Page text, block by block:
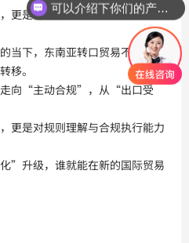
更是再布局
当下，东南亚转口贸易不再是权
移。
向“主动合规”，从“出口受
更是对规则理解与合规执行能力
”升级，谁就能在新的国际贸易
可以介绍下你们的产品么？